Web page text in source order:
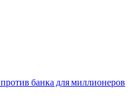
банка для миллионеров